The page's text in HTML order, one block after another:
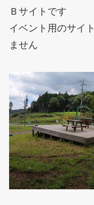
Ｂサイトです
イベント用のサイ
ません